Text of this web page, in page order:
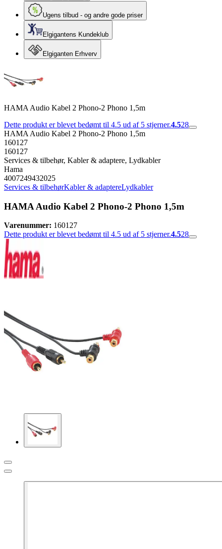
Ugens tilbud - og andre gode priser
Elgigantens Kundeklub
Elgiganten Erhverv
HAMA Audio Kabel 2 Phono-2 Phono 1,5m
Dette produkt er blevet bedømt til 4.5 ud af 5 stjerner.4.528
HAMA Audio Kabel 2 Phono-2 Phono 1,5m
160127
160127
Services & tilbehør, Kabler & adaptere, Lydkabler
Hama
4007249432025
Services & tilbehørKabler & adaptereLydkabler
HAMA Audio Kabel 2 Phono-2 Phono 1,5m
Varenummer: 160127
Dette produkt er blevet bedømt til 4.5 ud af 5 stjerner.4.528